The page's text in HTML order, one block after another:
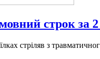
строк за 2
стріляв з